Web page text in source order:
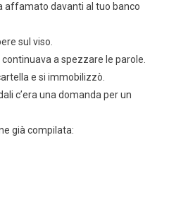
affamato davanti al tuo banco
sul viso.
a spezzare le parole.
e si immobilizzò.
c’era una domanda per un
già compilata: